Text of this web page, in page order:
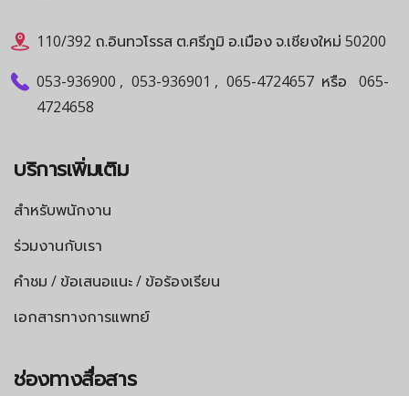
110/392 ถ.อินทวโรรส ต.ศรีภูมิ อ.เมือง จ.เชียงใหม่ 50200
053-936900 , 053-936901 , 065-4724657 หรือ
065-
4724658
บริการเพิ่มเติม
สำหรับพนักงาน
ร่วมงานกับเรา
คำชม / ข้อเสนอแนะ / ข้อร้องเรียน
เอกสารทางการแพทย์
ช่องทางสื่อสาร